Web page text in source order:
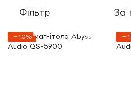
Фільтр За
−10%